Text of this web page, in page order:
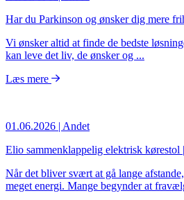
Har du Parkinson og ønsker dig mere
Vi ønsker altid at finde de bedste
kan leve det liv, de ønsker og ...
Læs mere
01.06.2026 | Andet
Elio sammenklappelig elektrisk kørestol
Når det bliver svært at gå lange
meget energi. Mange begynder at